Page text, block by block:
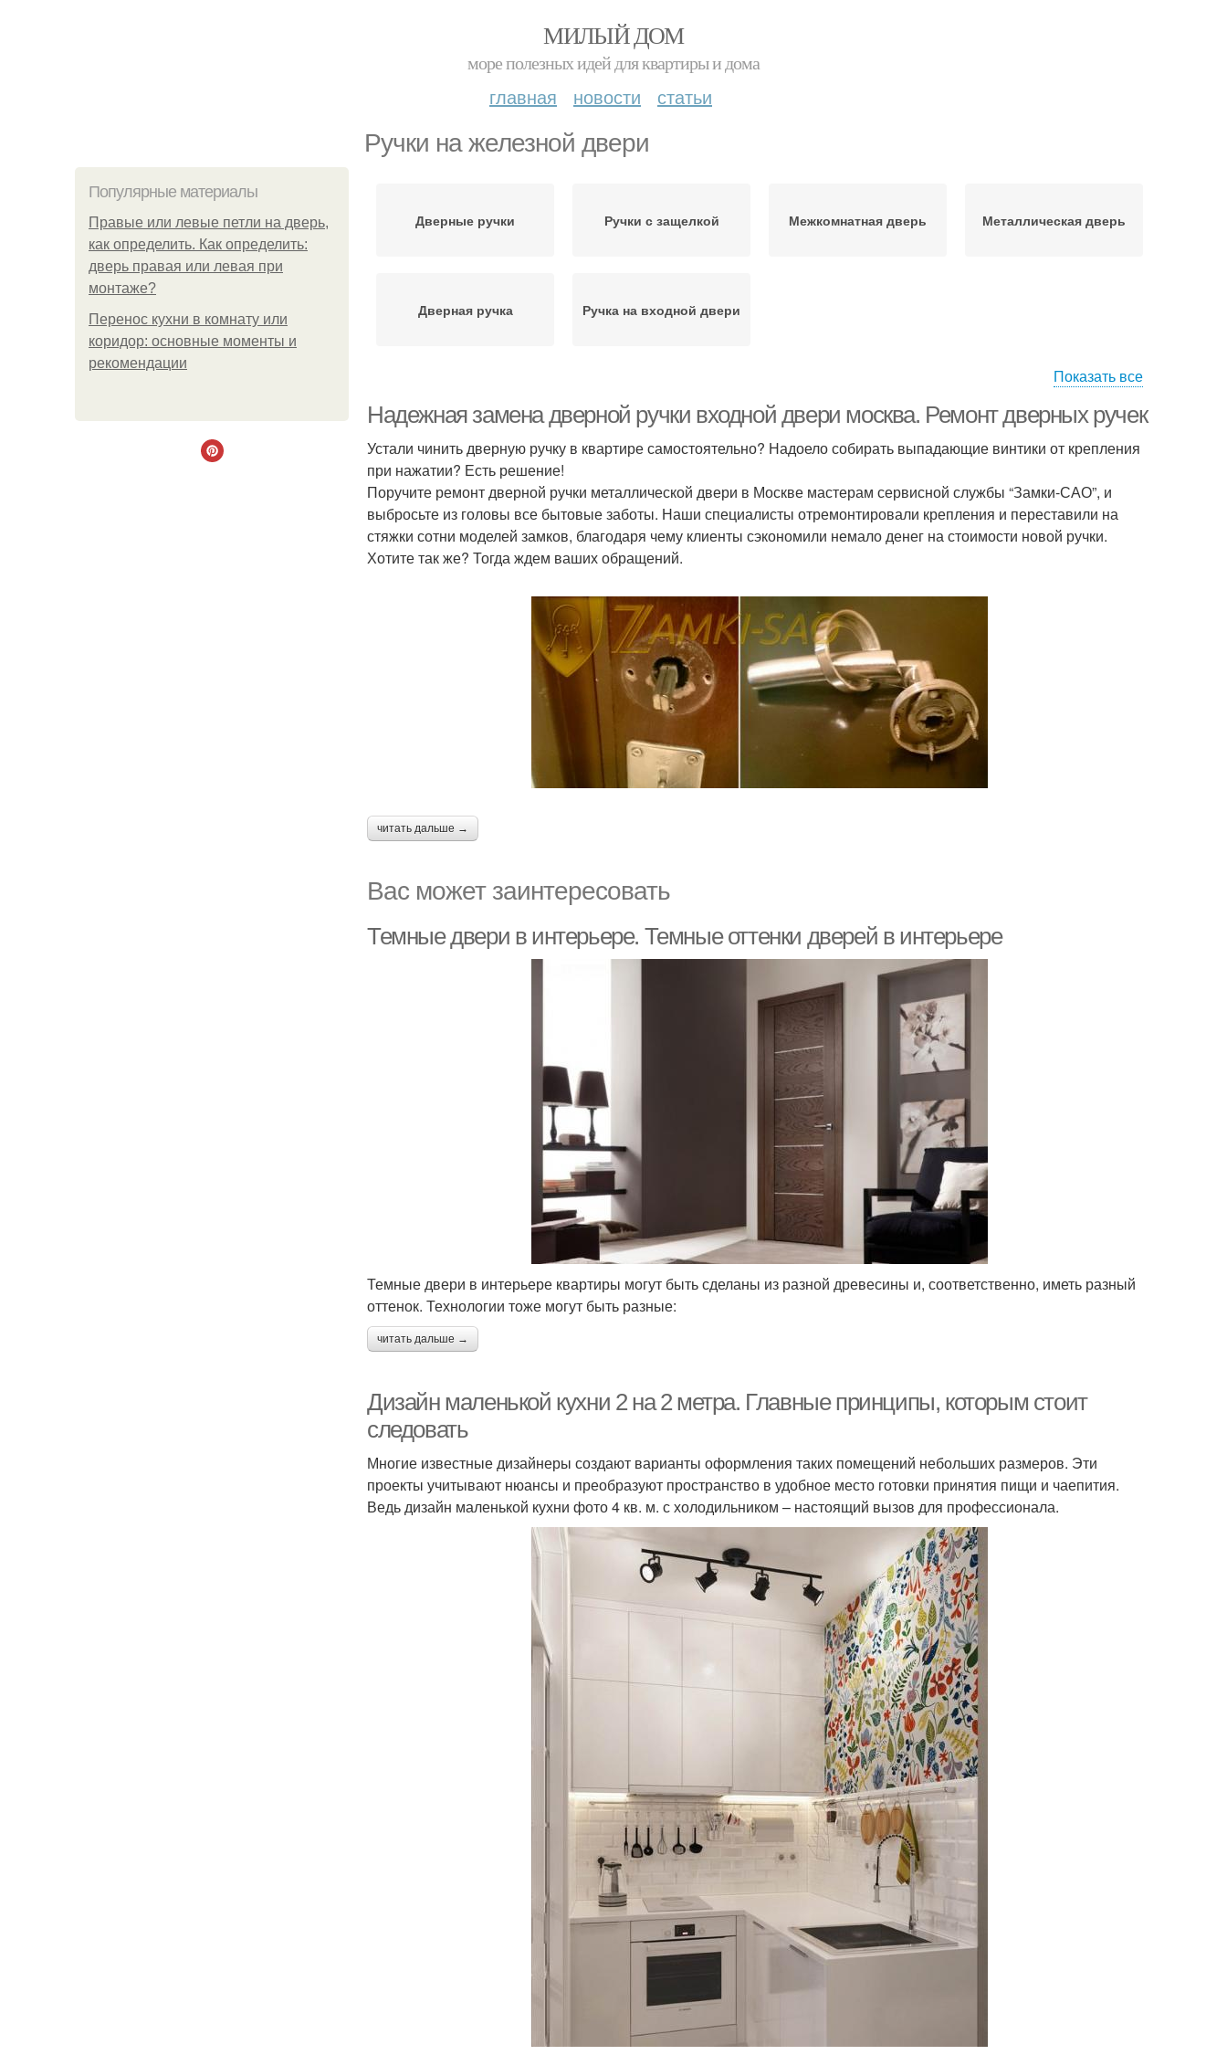
МИЛЫЙ ДОМ
море полезных идей для квартиры и дома
главная новости статьи
Ручки на железной двери
Популярные материалы
Правые или левые петли на дверь,
как определить. Как определить:
дверь правая или левая при
монтаже?
Перенос кухни в комнату или
коридор: основные моменты и
рекомендации
Дверные ручки Ручки с защелкой Межкомнатная дверь Металлическая дверь
Дверная ручка Ручка на входной двери
Показать все
Надежная замена дверной ручки входной двери москва. Ремонт дверных ручек
Устали чинить дверную ручку в квартире самостоятельно? Надоело собирать выпадающие винтики от крепления
при нажатии? Есть решение!
Поручите ремонт дверной ручки металлической двери в Москве мастерам сервисной службы “Замки-САО”, и
выбросьте из головы все бытовые заботы. Наши специалисты отремонтировали крепления и переставили на
стяжки сотни моделей замков, благодаря чему клиенты сэкономили немало денег на стоимости новой ручки.
Хотите так же? Тогда ждем ваших обращений.
читать дальше →
Вас может заинтересовать
Темные двери в интерьере. Темные оттенки дверей в интерьере
Темные двери в интерьере квартиры могут быть сделаны из разной древесины и, соответственно, иметь разный
оттенок. Технологии тоже могут быть разные:
читать дальше →
Дизайн маленькой кухни 2 на 2 метра. Главные принципы, которым стоит
следовать
Многие известные дизайнеры создают варианты оформления таких помещений небольших размеров. Эти
проекты учитывают нюансы и преобразуют пространство в удобное место готовки принятия пищи и чаепития.
Ведь дизайн маленькой кухни фото 4 кв. м. с холодильником – настоящий вызов для профессионала.